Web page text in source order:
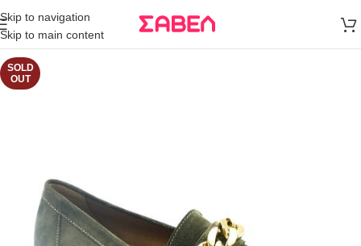
Skip to navigation
Skip to main content
άνω των 80€
Παραγγελία
SOLD
OUT